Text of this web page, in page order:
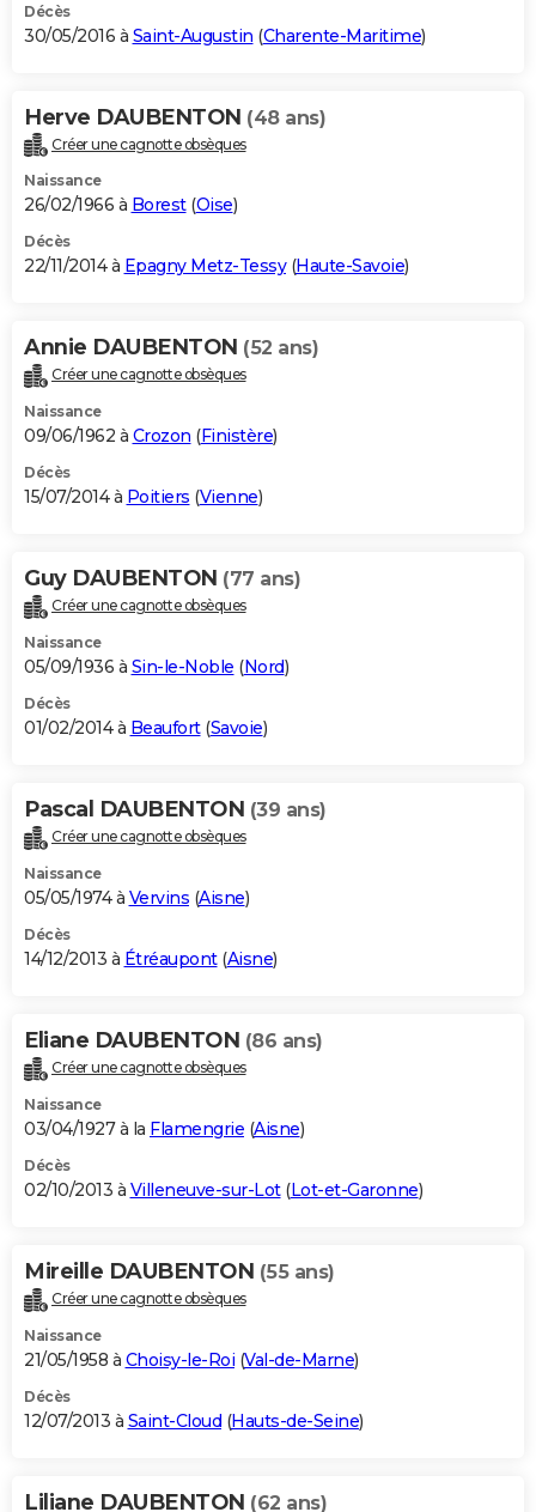
Décès
30/05/2016 à Saint-Augustin (Charente-Maritime)
Herve DAUBENTON (48 ans)
Créer une cagnotte obsèques
Naissance
26/02/1966 à Borest(Oise)
Décès
22/11/2014 à Epagny Metz-Tessy(Haute-Savoie)
Annie DAUBENTON (52 ans)
Créer une cagnotte obsèques
Naissance
09/06/1962 à Crozon (Finistère)
Décès
15/07/2014 à Poitiers (Vienne)
Guy DAUBENTON (77 ans)
Créer une cagnotte obsèques
Naissance
05/09/1936 à Sin-le-Noble (Nord)
Décès
01/02/2014 à Beaufort(Savoie)
Pascal DAUBENTON (39 ans)
Créer une cagnotte obsèques
Naissance
05/05/1974 à Vervins (Aisne)
Décès
14/12/2013 à Étréaupont(Aisne)
Eliane DAUBENTON (86 ans)
Créer une cagnotte obsèques
Naissance
03/04/1927 à la Flamengrie (Aisne)
Décès
02/10/2013 à Villeneuve-sur-Lot(Lot-et-Garonne)
Mireille DAUBENTON (55 ans)
Créer une cagnotte obsèques
Naissance
21/05/1958 à Choisy-le-Roi (Val-de-Marne)
Décès
12/07/2013 à Saint-Cloud (Hauts-de-Seine)
Liliane DAUBENTON (62 ans)